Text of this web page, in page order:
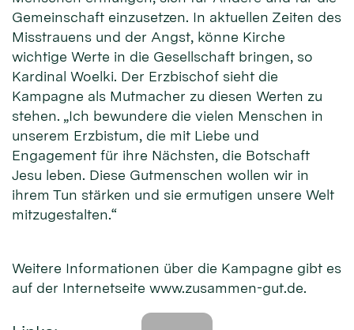
Gemeinschaft einzusetzen. In aktuellen Zeiten des
Misstrauens und der Angst, könne Kirche
wichtige Werte in die Gesellschaft bringen, so
Kardinal Woelki. Der Erzbischof sieht die
Kampagne als Mutmacher zu diesen Werten zu
stehen. „Ich bewundere die vielen Menschen in
unserem Erzbistum, die mit Liebe und
Engagement für ihre Nächsten, die Botschaft
Jesu leben. Diese Gutmenschen wollen wir in
ihrem Tun stärken und sie ermutigen unsere Welt
mitzugestalten.“
Weitere Informationen über die Kampagne gibt es
auf der Internetseite www.zusammen-gut.de.